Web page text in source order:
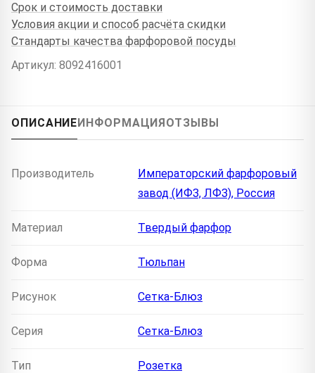
Срок и стоимость доставки
Условия акции и способ расчёта скидки
Стандарты качества фарфоровой посуды
Артикул: 8092416001
ОПИСАНИЕИНФОРМАЦИЯОТЗЫВЫ
Производитель
Императорский фарфоровый
завод (ИФЗ, ЛФЗ), Россия
Материал Твердый фарфор
Форма Тюльпан
Рисунок Сетка-Блюз
Серия Сетка-Блюз
Тип Розетка